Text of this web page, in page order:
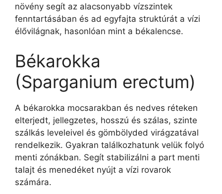
növény segít az alacsonyabb vízszintek
fenntartásában és ad egyfajta struktúrát a vízi
élővilágnak, hasonlóan mint a békalencse.
Békarokka
(Sparganium erectum)
A békarokka mocsarakban és nedves réteken
elterjedt, jellegzetes, hosszú és szálas, szinte
szálkás leveleivel és gömbölyded virágzatával
rendelkezik. Gyakran találkozhatunk velük folyó
menti zónákban. Segít stabilizálni a part menti
talajt és menedéket nyújt a vízi rovarok
számára.